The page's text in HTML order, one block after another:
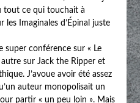
tout ce qui touchait à
les Imaginales d’Épinal juste
super conférence sur « Le
sur Jack the Ripper et
J’avoue avoir été assez
auteur monopolisait un
partir « un peu loin ». Mais